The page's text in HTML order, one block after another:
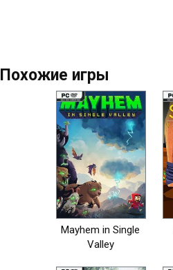
Похожие игры
Mayhem in Single
Valley